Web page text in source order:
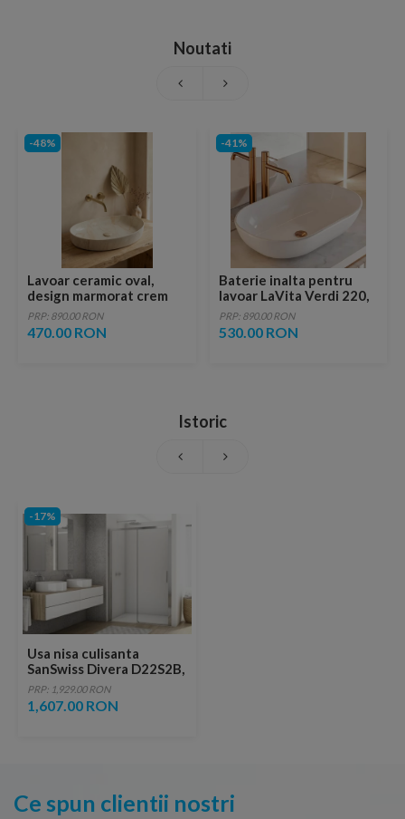
Noutati
-48%
Lavoar ceramic oval,
design marmorat crem
lucios cu vene aurii,
ventil inclus
PRP: 890.00 RON
470.00 RON
-41%
Baterie inalta pentru
lavoar LaVita Verdi 220,
fara ventil, brushed
copper
PRP: 890.00 RON
530.00 RON
Istoric
-17%
Usa nisa culisanta
SanSwiss Divera D22S2B,
120xH200 cm
PRP: 1,929.00 RON
1,607.00 RON
Ce spun clientii nostri